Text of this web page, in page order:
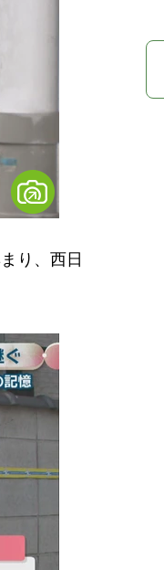
り、西日